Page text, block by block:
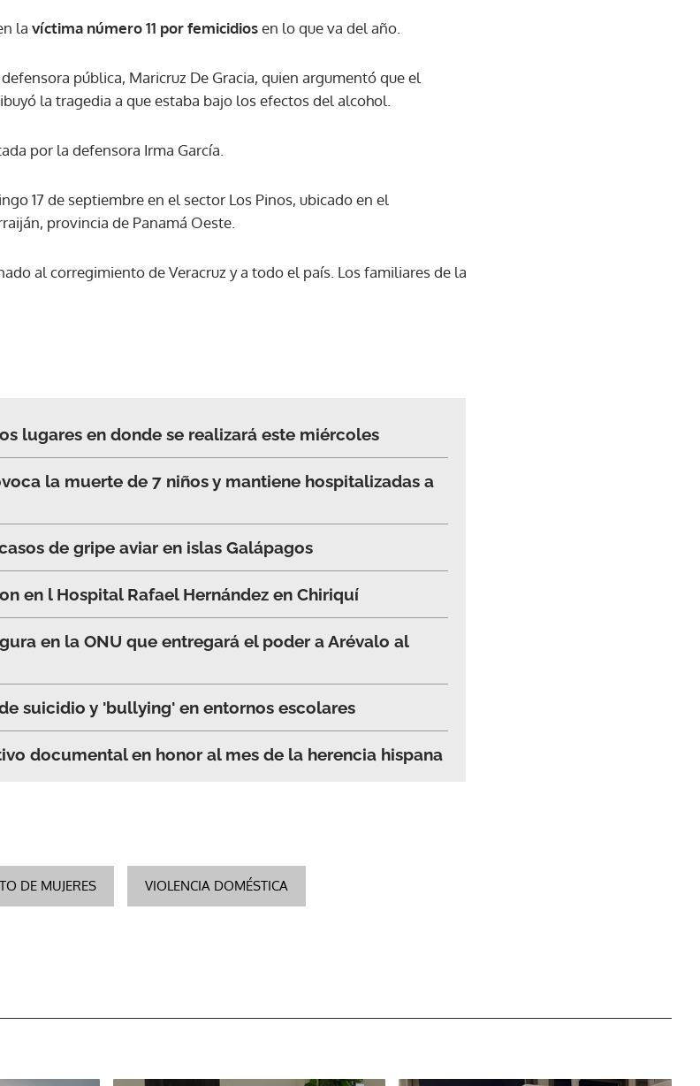
la víctima número 11 por femicidiosen lo que va del año.
pública, Maricruz De Gracia, quien argumentó que el
la tragedia a que estaba bajo los efectos del alcohol.
por la defensora Irma García.
17 de septiembre en el sector Los Pinos, ubicado en el
provincia de Panamá Oeste.
al corregimiento de Veracruz y a todo el país. Los familiares de la
lugares en donde se realizará este miércoles
la muerte de 7 niños y mantiene hospitalizadas a
de gripe aviar en islas Galápagos
en l Hospital Rafael Hernández en Chiriquí
en la ONU que entregará el poder a Arévalo al
suicidio y 'bullying' en entornos escolares
documental en honor al mes de la herencia hispana
DE MUJERES VIOLENCIA DOMÉSTICA